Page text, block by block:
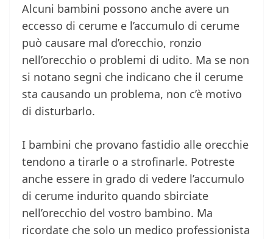
Alcuni bambini possono anche avere un
eccesso di cerume e l’accumulo di cerume
può causare mal d’orecchio, ronzio
nell’orecchio o problemi di udito. Ma se non
si notano segni che indicano che il cerume
sta causando un problema, non c’è motivo
di disturbarlo.
I bambini che provano fastidio alle orecchie
tendono a tirarle o a strofinarle. Potreste
anche essere in grado di vedere l’accumulo
di cerume indurito quando sbirciate
nell’orecchio del vostro bambino. Ma
ricordate che solo un medico professionista